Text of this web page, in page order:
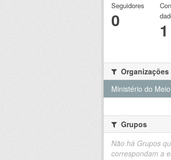
Seguidores
0 1
Organizações
Ministério do
Grupos
Não há Grupos
correspondam a